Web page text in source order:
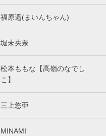
福原遥(まいんちゃん)
堀未央奈
松本ももな【高嶺のなでし
こ】
三上悠亜
MINAMI